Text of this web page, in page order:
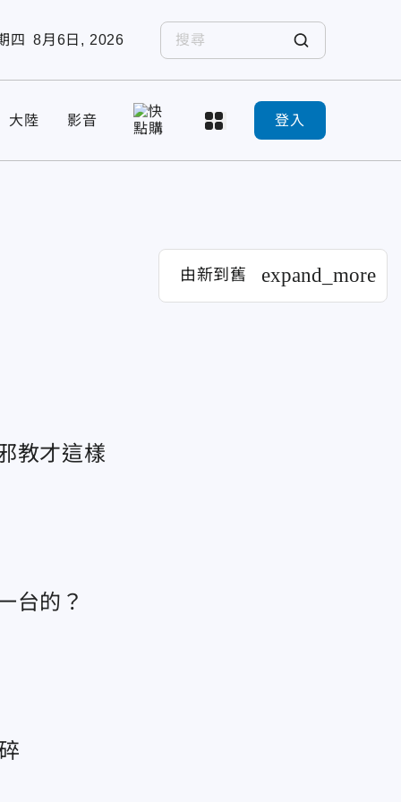
四 8月6日, 2026
大陸 影音 登入
由新到舊 expand_more
教才這樣
台的？